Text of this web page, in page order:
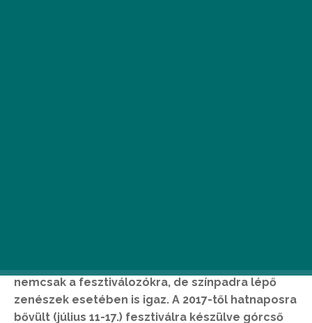
nemcsak a fesztiválozókra, de színpadra lépő
zenészek esetében is igaz. A 2017-től hatnaposra
bővült (július 11-17.) fesztiválra készülve górcső